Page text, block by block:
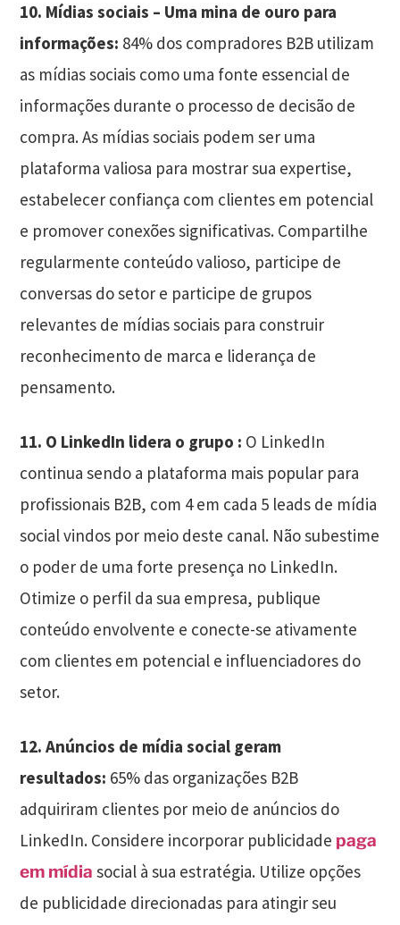
10. Mídias sociais – Uma mina de ouro para
informações: 84% dos compradores B2B utilizam
as mídias sociais como uma fonte essencial de
informações durante o processo de decisão de
compra. As mídias sociais podem ser uma
plataforma valiosa para mostrar sua expertise,
estabelecer confiança com clientes em potencial
e promover conexões significativas. Compartilhe
regularmente conteúdo valioso, participe de
conversas do setor e participe de grupos
relevantes de mídias sociais para construir
reconhecimento de marca e liderança de
pensamento.
11. O LinkedIn lidera o grupo : O LinkedIn
continua sendo a plataforma mais popular para
profissionais B2B, com 4 em cada 5 leads de mídia
social vindos por meio deste canal. Não subestime
o poder de uma forte presença no LinkedIn.
Otimize o perfil da sua empresa, publique
conteúdo envolvente e conecte-se ativamente
com clientes em potencial e influenciadores do
setor.
12. Anúncios de mídia social geram
resultados: 65% das organizações B2B
adquiriram clientes por meio de anúncios do
LinkedIn. Considere incorporar publicidade paga
em mídia social à sua estratégia. Utilize opções
de publicidade direcionadas para atingir seu